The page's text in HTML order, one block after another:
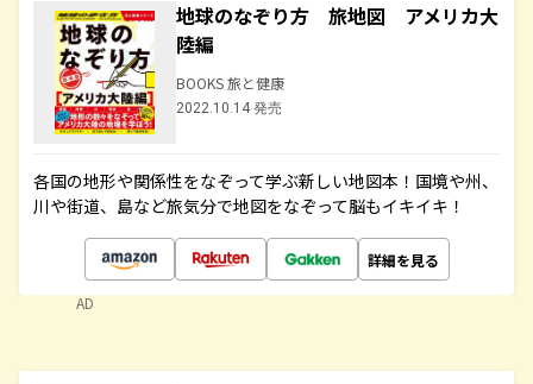
地球のなぞり方 旅地図 アメリカ大
陸編
BOOKS 旅と健康
2022.10.14 発売
各国の地形や関係性をなぞって学ぶ新しい地図本！国境や州、
川や街道、島など旅気分で地図をなぞって脳もイキイキ！
詳細を見る
AD